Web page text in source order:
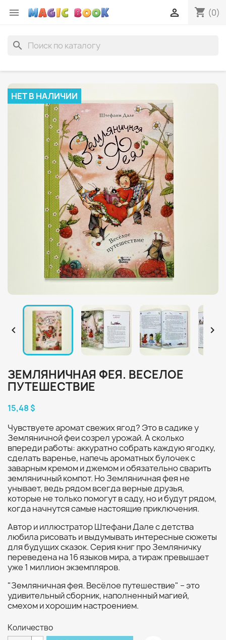
 shopping_cart (0)

search
НЕТ В НАЛИЧИИ
 
ЗЕМЛЯНИЧНАЯ ФЕЯ. ВЕСЕЛОЕ
ПУТЕШЕСТВИЕ
15,48 $
Чувствуете аромат свежих ягод? Это в садике у
Земляничной феи созрел урожай. А сколько
впереди работы: аккуратно собрать каждую ягодку,
сделать варенье, напечь ароматных булочек с
заварным кремом и джемом и обязательно сварить
земляничный компот. Но Земляничная фея не
унывает, ведь рядом всегда верные друзья,
которые не только помогут в саду, но и будут рядом,
когда начнутся самые настоящие приключения.
Автор и иллюстратор Штефани Дале с детства
любила рисовать и выдумывать интересные сюжеты
для будущих сказок. Серия книг про Земляничку
переведена на 16 языков мира, а тираж превышает
уже 1 миллион экземпляров.
"Земляничная фея. Весёлое путешествие" – это
удивительный сборник, наполненный магией,
смехом и хорошим настроением.
Количество